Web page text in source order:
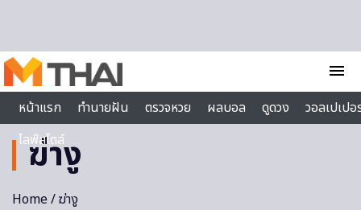
menu
หน้าแรก
ทำนายฝัน ตรวจหวย ผลบอล ดูดวง
วอลเปเป
ไลฟ์สไตล์
ฆ่างู
Home/ ฆ่างู